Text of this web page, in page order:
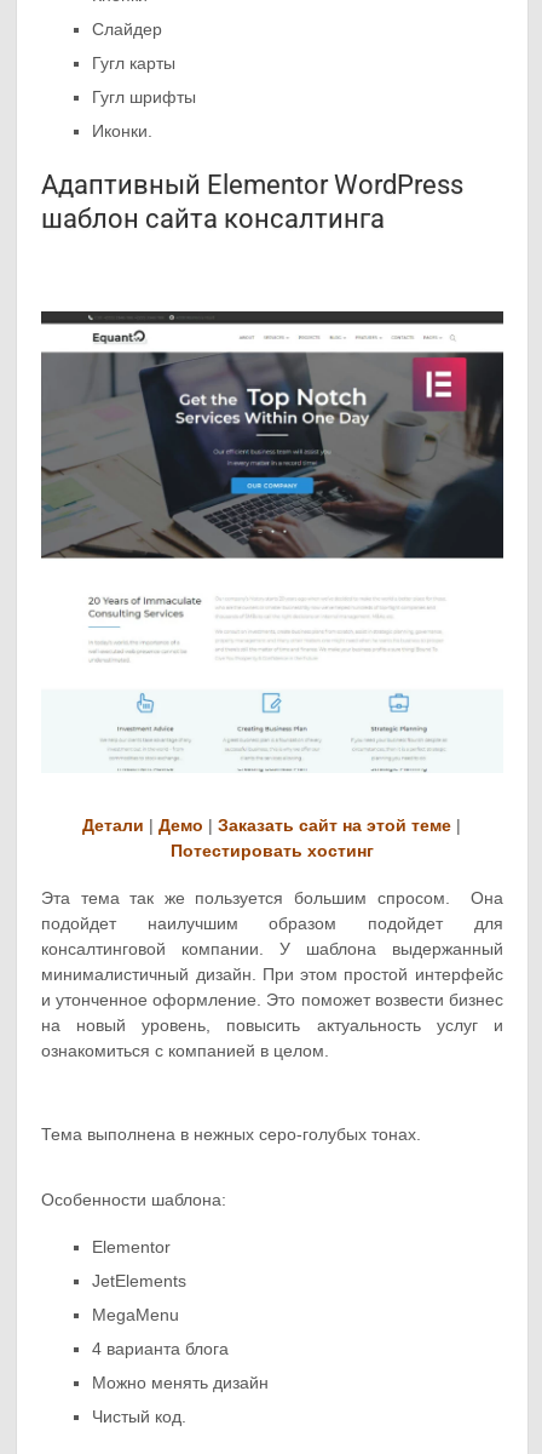
Слайдер
Гугл карты
Гугл шрифты
Иконки.
Адаптивный Elementor WordPress
шаблон сайта консалтинга
Детали |Демо |Заказать сайт на этой теме |
Потестировать хостинг
Эта тема так же пользуется большим спросом. Она
подойдет наилучшим образом подойдет для
консалтинговой компании. У шаблона выдержанный
минималистичный дизайн. При этом простой интерфейс
и утонченное оформление. Это поможет возвести бизнес
на новый уровень, повысить актуальность услуг и
ознакомиться с компанией в целом.
Тема выполнена в нежных серо-голубых тонах.
Особенности шаблона:
Elementor
JetElements
MegaMenu
4 варианта блога
Можно менять дизайн
Чистый код.